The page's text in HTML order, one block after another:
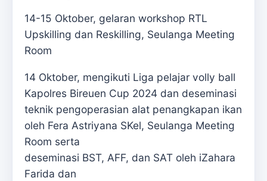
14-15 Oktober, gelaran workshop RTL
Upskilling dan Reskilling, Seulanga Meeting
Room
14 Oktober, mengikuti Liga pelajar volly ball
Kapolres Bireuen Cup 2024 dan deseminasi
teknik pengoperasian alat penangkapan ikan
oleh Fera Astriyana SKel, Seulanga Meeting
Room serta
deseminasi BST, AFF, dan SAT oleh iZahara
Farida dan